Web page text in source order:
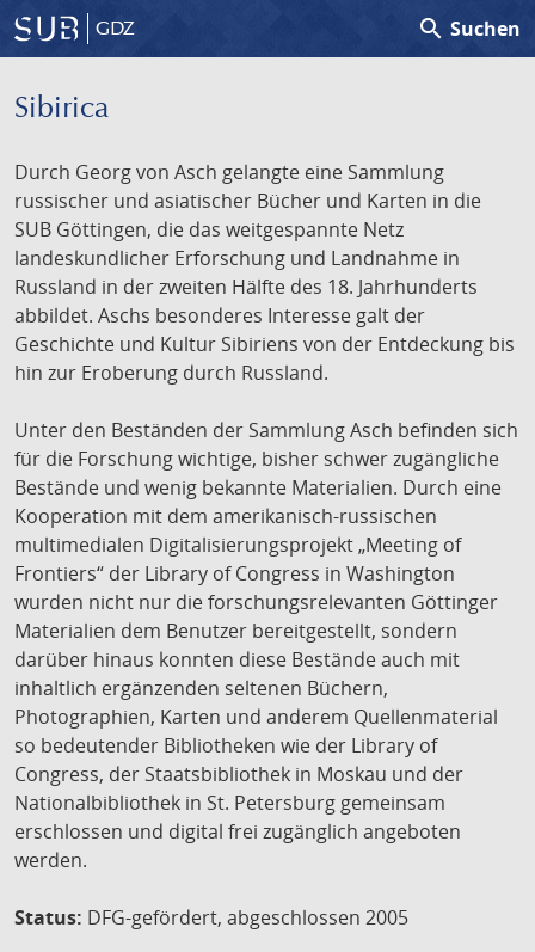
GDZ search Suchen
Sibirica
Durch Georg von Asch gelangte eine Sammlung
russischer und asiatischer Bücher und Karten in die
SUB Göttingen, die das weitgespannte Netz
landeskundlicher Erforschung und Landnahme in
Russland in der zweiten Hälfte des 18. Jahrhunderts
abbildet. Aschs besonderes Interesse galt der
Geschichte und Kultur Sibiriens von der Entdeckung bis
hin zur Eroberung durch Russland.
Unter den Beständen der Sammlung Asch befinden sich
für die Forschung wichtige, bisher schwer zugängliche
Bestände und wenig bekannte Materialien. Durch eine
Kooperation mit dem amerikanisch-russischen
multimedialen Digitalisierungsprojekt „Meeting of
Frontiers“ der Library of Congress in Washington
wurden nicht nur die forschungsrelevanten Göttinger
Materialien dem Benutzer bereitgestellt, sondern
darüber hinaus konnten diese Bestände auch mit
inhaltlich ergänzenden seltenen Büchern,
Photographien, Karten und anderem Quellenmaterial
so bedeutender Bibliotheken wie der Library of
Congress, der Staatsbibliothek in Moskau und der
Nationalbibliothek in St. Petersburg gemeinsam
erschlossen und digital frei zugänglich angeboten
werden.
Status: DFG-gefördert, abgeschlossen 2005